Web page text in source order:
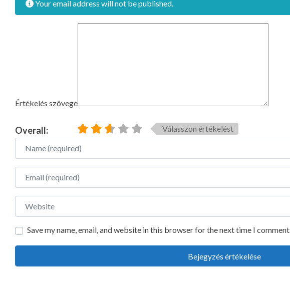
Your email address will not be published.
Értékelés szövege
Overall:
Válasszon értékelést
Name
Email
Website
Save my name, email, and website in this browser for the next time I comment.